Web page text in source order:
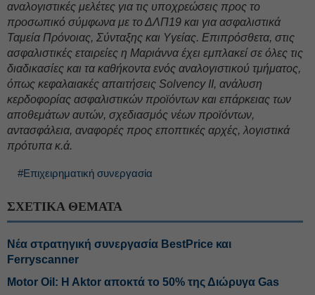
αναλογιστικές μελέτες για τις υποχρεώσεις προς το
προσωπικό σύμφωνα με το ΔΛΠ19 και για ασφαλιστικά
Ταμεία Πρόνοιας, Σύνταξης και Υγείας. Επιπρόσθετα, στις
ασφαλιστικές εταιρείες η Μαριάννα έχει εμπλακεί σε όλες τις
διαδικασίες και τα καθήκοντα ενός αναλογιστικού τμήματος,
όπως κεφαλαιακές απαιτήσεις Solvency II, ανάλυση
κερδοφορίας ασφαλιστικών προϊόντων και επάρκειας των
αποθεμάτων αυτών, σχεδιασμός νέων προϊόντων,
αντασφάλεια, αναφορές προς εποπτικές αρχές, λογιστικά
πρότυπα κ.ά.
#Επιχειρηματική συνεργασία
ΣΧΕΤΙΚΑ ΘΕΜΑΤΑ
Νέα στρατηγική συνεργασία BestPrice και
Ferryscanner
Motor Oil: H Aktor αποκτά το 50% της Διώρυγα Gas